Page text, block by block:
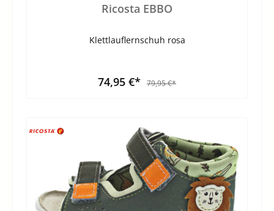
Ricosta EBBO
Klettlauflernschuh rosa
74,95 €* 79,95 €*